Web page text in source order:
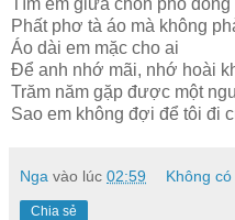
Phất phơ tà áo mà không
Áo dài em mặc cho ai
Để anh nhớ mãi, nhớ hoài
Trăm năm gặp được một
Sao em không đợi để tôi đi
Nga vào lúc 02:59 Không
Chia sẻ